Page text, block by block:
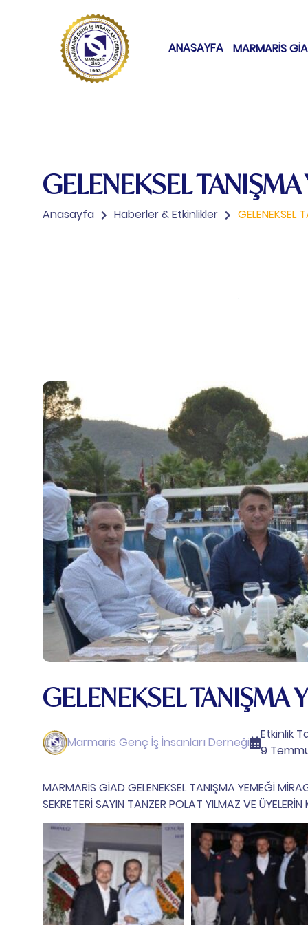
ANASAYFA MARMARİS
GELENEKSEL
Anasayfa Haberler & Etkinlikler GELENEKSEL
GELENEKSEL TANIŞMA
Marmaris Genç İş İnsanları Derneği
Etkinlik
9
MARMARİS GİAD GELENEKSEL TANIŞMA YEMEĞİ
SEKRETERİ SAYIN TANZER POLAT YILMAZ VE ÜYELERİN